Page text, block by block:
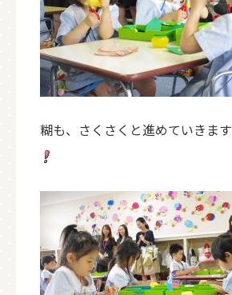
糊も、さくさくと進めていきます